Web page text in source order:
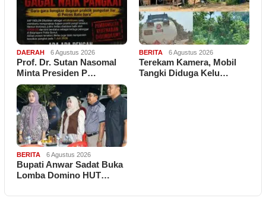
DAERAH 6 Agustus 2026
Prof. Dr. Sutan Nasomal
Minta Presiden P…
BERITA 6 Agustus 2026
Terekam Kamera, Mobil
Tangki Diduga Kelu…
BERITA 6 Agustus 2026
Bupati Anwar Sadat Buka
Lomba Domino HUT…